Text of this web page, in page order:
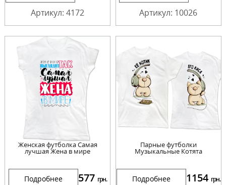
Артикул: 4172 Артикул: 10026
Женская футболка Самая
лучшая Жена в мире
Подробнее 577 грн.
Парные футболки
Музыкальные Котята
Подробнее 1154 грн.